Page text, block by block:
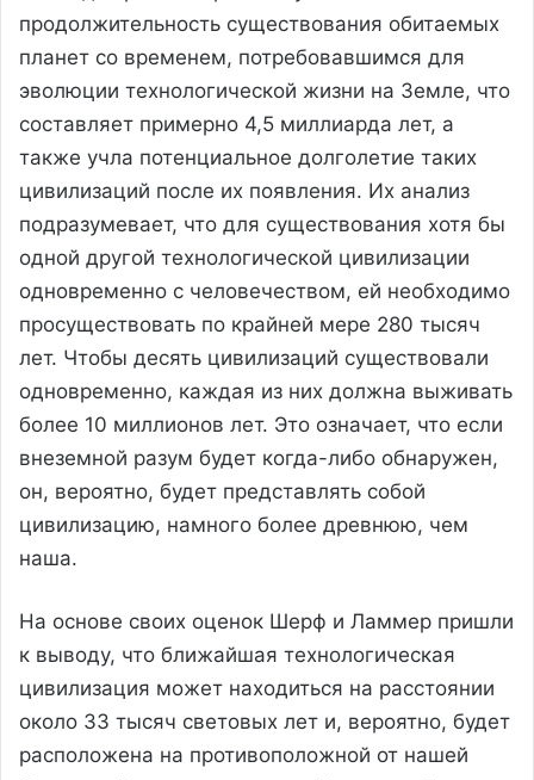
продолжительность существования обитаемых
планет со временем, потребовавшимся для
эволюции технологической жизни на Земле, что
составляет примерно 4,5 миллиарда лет, а
также учла потенциальное долголетие таких
цивилизаций после их появления. Их анализ
подразумевает, что для существования хотя бы
одной другой технологической цивилизации
одновременно с человечеством, ей необходимо
просуществовать по крайней мере 280 тысяч
лет. Чтобы десять цивилизаций существовали
одновременно, каждая из них должна выживать
более 10 миллионов лет. Это означает, что если
внеземной разум будет когда-либо обнаружен,
он, вероятно, будет представлять собой
цивилизацию, намного более древнюю, чем
наша.
На основе своих оценок Шерф и Ламмер пришли
к выводу, что ближайшая технологическая
цивилизация может находиться на расстоянии
около 33 тысяч световых лет и, вероятно, будет
расположена на противоположной от нашей